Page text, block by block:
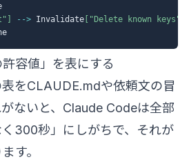
--> Invalidate ["Delete known keys"]
容値」を表にする
をCLAUDE.mdや依頼文の冒
ないと、Claude Codeは全部
300秒」にしがちで、それが
す。